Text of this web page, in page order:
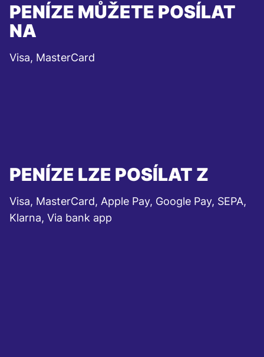
PENÍZE MŮŽETE POSÍLAT
NA
Visa, MasterCard
PENÍZE LZE POSÍLAT Z
Visa, MasterCard, Apple Pay, Google Pay, SEPA,
Klarna, Via bank app